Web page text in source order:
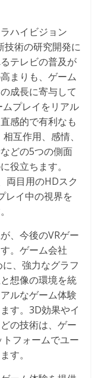
ハイビジョン
技術の研究開発に
テレビの普及が
まりも、ゲーム
成長に寄与して
プレイをリアル
感的で有利なも
互作用、感情、
どの5つの側面
役立ちます。
両目用のHDスク
レイ中の視界を
、今後のVRゲー
。ゲーム会社
、強力なグラフ
想像の環境を統
ルなゲーム体験
す。3D効果やイ
の技術は、ゲー
フォームでユー
す。